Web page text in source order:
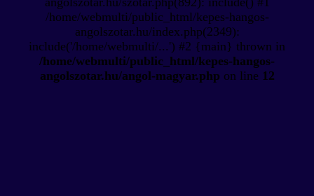
/home/webmulti/public_html/kepes-hangos-
angolszotar.hu/index.php(2349):
include('/home/webmulti/...') #2 {main} thrown in
/home/webmulti/public_html/kepes-hangos-
angolszotar.hu/angol-magyar.php on line 12